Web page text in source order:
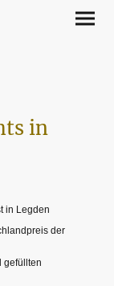
in
in Legden
der
gefüllten